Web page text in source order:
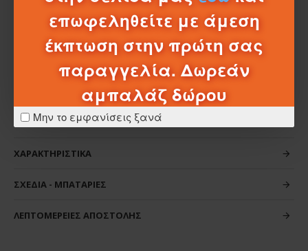
επωφεληθείτε με άμεση
έκπτωση στην πρώτη σας
παραγγελία. Δωρεάν
αμπαλάζ δώρου
Μην το εμφανίσεις ξανά
προσφέροντας πολλές εμπειρίες και διασκέδαση.
Ας αρχίσει η περιπέτεια στη φάρμα!
ΧΑΡΑΚΤΗΡΙΣΤΙΚΆ
ΣΧΈΔΙΑ - ΜΠΑΤΑΡΊΕΣ
ΛΕΠΤΟΜΈΡΕΙΕΣ ΑΠΟΣΤΟΛΉΣ